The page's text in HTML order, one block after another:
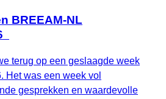
BREEAM-NL
terug op een geslaagde week
Het was een week vol
gesprekken en waardevolle